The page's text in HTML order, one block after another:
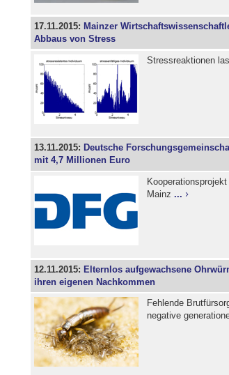
17.11.2015: Mainzer
Abbaus von Stress
Stressreaktionen
13.11.2015: Deutsche
mit 4,7 Millionen Euro
Mainz...
12.11.2015: Elternlos aufgewachsene
ihren eigenen Nachkommen
Fehlende
negative